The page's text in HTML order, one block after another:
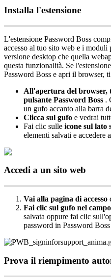
Installa l'estensione
L'estensione Password Boss
accesso al tuo sito web e i moduli
versione desktop che quella
questa funzionalità. Se l'estensione
Password Boss e apri il browser, ti
All'apertura del browser,
pulsante Password Boss .
un gufo accanto alla barra
Clicca sul gufo e vedrai
Fai clic sulle icone sul lato
elementi salvati e accedere
Accedi a un sito web
Vai alla pagina di accesso
Fai clic sul gufo nel campo
salvata oppure fai clic sull'
password in Password Boss
Prova il riempimento